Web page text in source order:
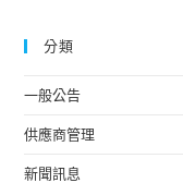
分類
一般公告
供應商管理
新聞訊息